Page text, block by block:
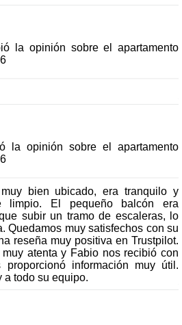
la opinión sobre el apartamento
la opinión sobre el apartamento
bien ubicado, era tranquilo y
limpio. El pequeño balcón era
subir un tramo de escaleras, lo
Quedamos muy satisfechos con su
reseña muy positiva en Trustpilot.
atenta y Fabio nos recibió con
proporcionó información muy útil.
a todo su equipo.